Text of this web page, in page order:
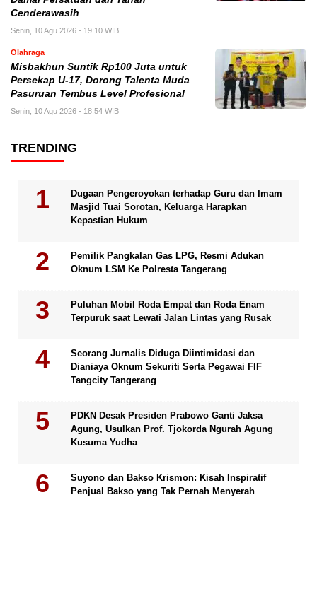
Cenderawasih
Senin, 10 Agu 2026 - 19:10 WIB
Olahraga
Misbakhun Suntik Rp100 Juta untuk
Persekap U-17, Dorong Talenta Muda
Pasuruan Tembus Level Profesional
Senin, 10 Agu 2026 - 18:54 WIB
TRENDING
Dugaan Pengeroyokan terhadap Guru dan Imam
Masjid Tuai Sorotan, Keluarga Harapkan
Kepastian Hukum
Pemilik Pangkalan Gas LPG, Resmi Adukan
Oknum LSM Ke Polresta Tangerang
Puluhan Mobil Roda Empat dan Roda Enam
Terpuruk saat Lewati Jalan Lintas yang Rusak
Seorang Jurnalis Diduga Diintimidasi dan
Dianiaya Oknum Sekuriti Serta Pegawai FIF
Tangcity Tangerang
PDKN Desak Presiden Prabowo Ganti Jaksa
Agung, Usulkan Prof. Tjokorda Ngurah Agung
Kusuma Yudha
Suyono dan Bakso Krismon: Kisah Inspiratif
Penjual Bakso yang Tak Pernah Menyerah